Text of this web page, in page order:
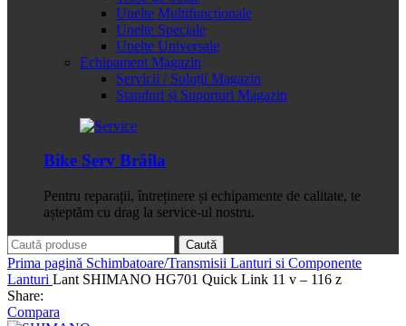
Unelte Multifuncționale
Unelte Speciale
Unelte Universale
Echipament Magazin
Servicii / Soluții Magazin
Standuri și Suporturi Magazin
Bike Serv Brăila
Pentru reparații, întreținere și echipamente de calitate, te
așteptăm cu drag la service-ul nostru.
Caută
Prima pagină Schimbatoare/Transmisii Lanturi si Componente
Lanturi Lant SHIMANO HG701 Quick Link 11 v – 116 z
Share:
Compara